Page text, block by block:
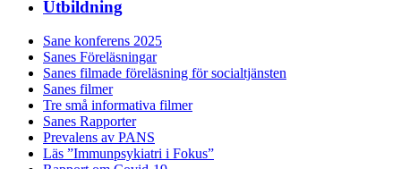
Utbildning
Sane konferens 2025
Sanes Föreläsningar
Sanes filmade föreläsning för socialtjänsten
Sanes filmer
Tre små informativa filmer
Sanes Rapporter
Prevalens av PANS
Läs ”Immunpsykiatri i Fokus”